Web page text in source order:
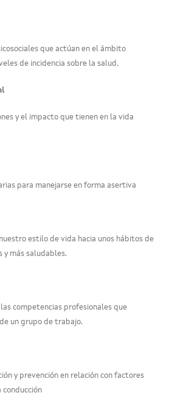
que actúan en el ámbito
de incidencia sobre la salud.
y el impacto que tienen en la vida
para manejarse en forma asertiva
estilo de vida hacia unos hábitos de
y más saludables.
competencias profesionales que
un grupo de trabajo.
y prevención en relación con factores